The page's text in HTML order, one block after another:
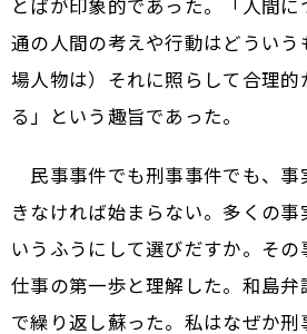
とばが印象的であった。「人間
通の人間の考えや行動はどうい
場人物は）それに照らして合理
る」という趣旨であった。
民事事件でも刑事事件でも、事
きなければ始まらない。多くの事
いうふうにして選びだすか。そ
仕事の第一歩と理解した。和島弁
で繰り返し蘇った。私はなぜか刑